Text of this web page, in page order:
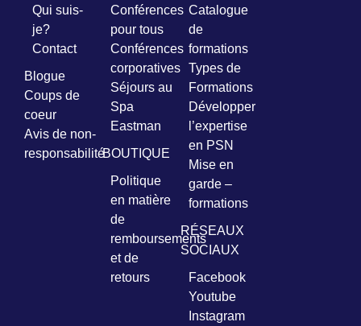
Qui suis-
je?
Contact
Blogue
Coups de
coeur
Avis de non-
responsabilité
Conférences
pour tous
Conférences
corporatives
Séjours au
Spa
Eastman
BOUTIQUE
Politique
en matière
de
remboursements
et de
retours
Catalogue
de
formations
Types de
Formations
Développer
l’expertise
en PSN
Mise en
garde –
formations
RÉSEAUX
SOCIAUX
Facebook
Youtube
Instagram